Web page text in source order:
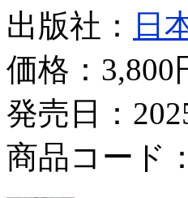
出版社：
日
価格： 3,800
発売日：
商品コード